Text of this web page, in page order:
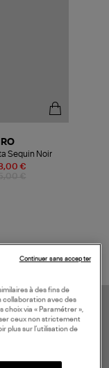
€
IRO
Sequin Noir
à des fins de
collaboration avec des
choix via « Paramétrer »,
ceux non strictement
plus sur l’utilisation de
Continuer sans accepter